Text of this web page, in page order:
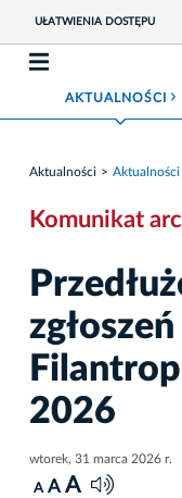
UŁATWIENIA DOSTĘPU
AKTUALNOŚCI ROZWIŃ MENU
Aktualności Aktualności
Komunikat
2026
wtorek, 31 marca 2026 r.
A A A